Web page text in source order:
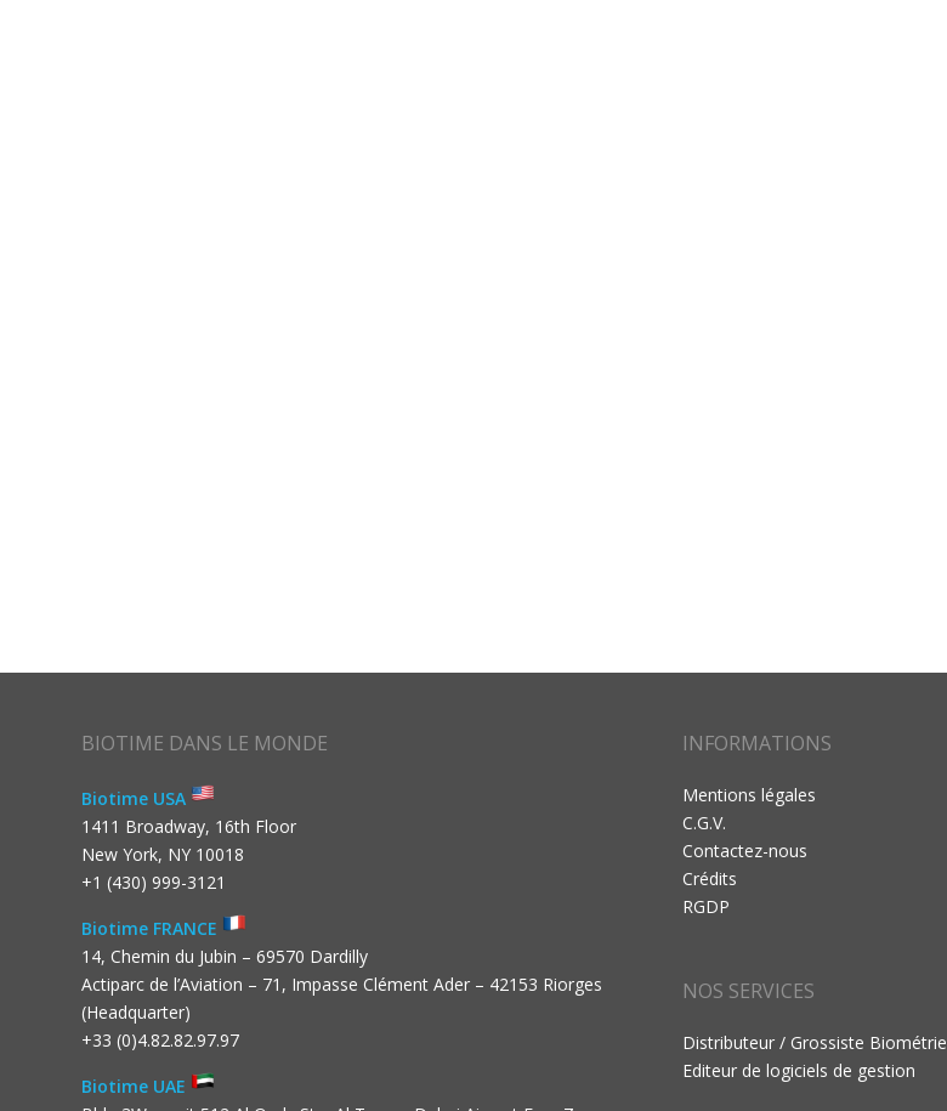
BIOTIME DANS LE MONDE
Biotime USA
1411 Broadway, 16th Floor
New York, NY 10018
+1 (430) 999-3121
Biotime FRANCE
14, Chemin du Jubin – 69570 Dardilly
Actiparc de l’Aviation – 71, Impasse Clément Ader – 42153 Riorges
(Headquarter)
+33 (0)4.82.82.97.97
Biotime UAE
INFORMATIONS
Mentions légales
C.G.V.
Contactez-nous
Crédits
RGDP
NOS SERVICES
Distributeur / Grossiste Biométrie
Editeur de logiciels de gestion